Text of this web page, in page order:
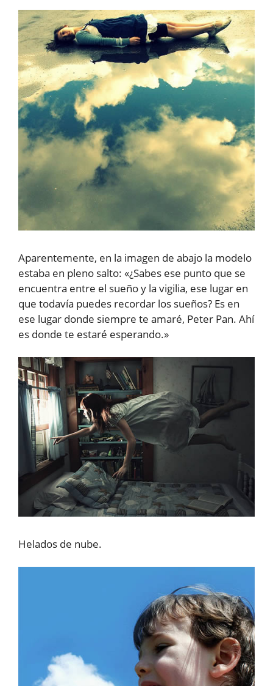
Aparentemente, en la imagen de abajo la modelo
estaba en pleno salto: «¿Sabes ese punto que se
encuentra entre el sueño y la vigilia, ese lugar en
que todavía puedes recordar los sueños? Es en
ese lugar donde siempre te amaré, Peter Pan. Ahí
es donde te estaré esperando.»
Helados de nube.